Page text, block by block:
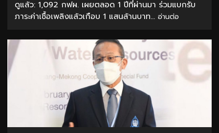
ดูแล้ว: 1,092 กฟผ. เผยตลอด 1 ปีที่ผ่านมา ร่วมแบกรับ
ภาระค่าเชื้อเพลิงแล้วเกือบ 1 แสนล้านบาท... อ่านต่อ